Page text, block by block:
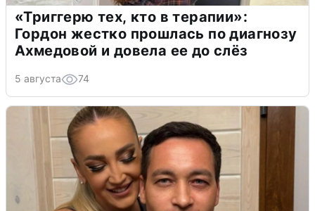
«Триггерю тех, кто в терапии»:
Гордон жестко прошлась по диагнозу
Ахмедовой и довела ее до слёз
5 августа 74